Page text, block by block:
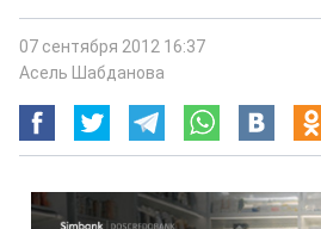
07 сентября 2012 16:37
Асель Шабданова